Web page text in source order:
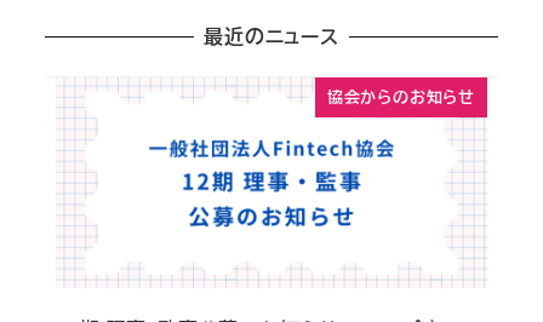
最近のニュース
協会からのお知らせ